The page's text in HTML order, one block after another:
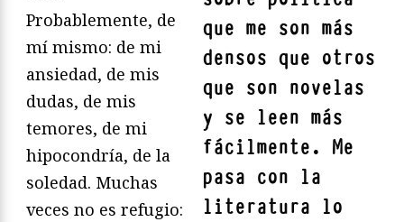
que me son más
densos que otros
que son novelas
y se leen más
fácilmente. Me
pasa con la
literatura lo
Probablemente, de
mí mismo: de mi
ansiedad, de mis
dudas, de mis
temores, de mi
hipocondría, de la
soledad. Muchas
veces no es refugio: